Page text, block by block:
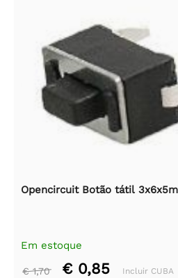
Opencircuit Botão tátil
Em estoque
€ 1,70 € 0,85 Incluir CUBA